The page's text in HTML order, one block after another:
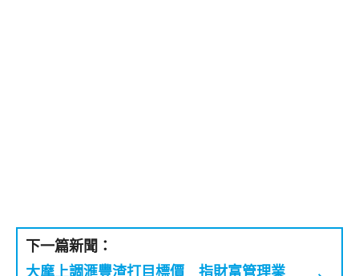
下一篇新聞：
大摩上調滙豐渣打目標價 指財富管理業